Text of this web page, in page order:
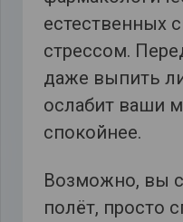
естественных
стрессом.
даже выпить
ослабит ваши
спокойнее.
Возможно, вы
полёт, просто